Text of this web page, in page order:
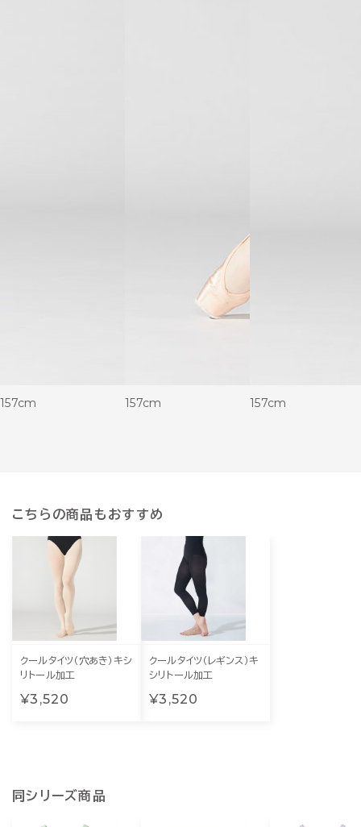
157cm 157cm 157cm
こちらの商品もおすすめ
クールタイツ（穴あき）キシ
リトール加工
¥3,520
クールタイツ（レギンス）キ
シリトール加工
¥3,520
同シリーズ商品